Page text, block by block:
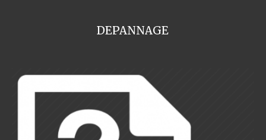
DEPANNAGE